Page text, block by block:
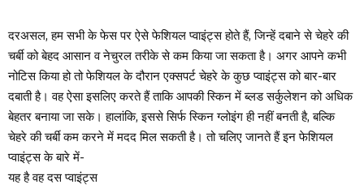
दरअसल, हम सभी के फेस पर ऐसे फेशियल प्वाइंट्स होते हैं, जिन्हें दबाने से चेहरे की
चर्बी को बेहद आसान व नेचुरल तरीके से कम किया जा सकता है। अगर आपने कभी
नोटिस किया हो तो फेशियल के दौरान एक्सपर्ट चेहरे के कुछ प्वाइंट्स को बार-बार
दबाती है। वह ऐसा इसलिए करते हैं ताकि आपकी स्किन में ब्लड सर्कुलेशन को अधिक
बेहतर बनाया जा सके। हालांकि, इससे सिर्फ स्किन ग्लोइंग ही नहीं बनती है, बल्कि
चेहरे की चर्बी कम करने में मदद मिल सकती है। तो चलिए जानते हैं इन फेशियल
प्वाइंट्स के बारे में-
यह है वह दस प्वाइंट्स